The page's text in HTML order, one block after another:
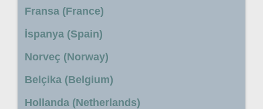
Fransa (France)
İspanya (Spain)
Norveç (Norway)
Belçika (Belgium)
Hollanda (Netherlands)